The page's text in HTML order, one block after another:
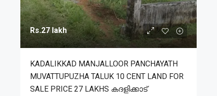
Rs.27 lakh
KADALIKKAD MANJALLOOR PANCHAYATH
MUVATTUPUZHA TALUK 10 CENT LAND FOR
SALE PRICE 27 LAKHS കദളിക്കാട്